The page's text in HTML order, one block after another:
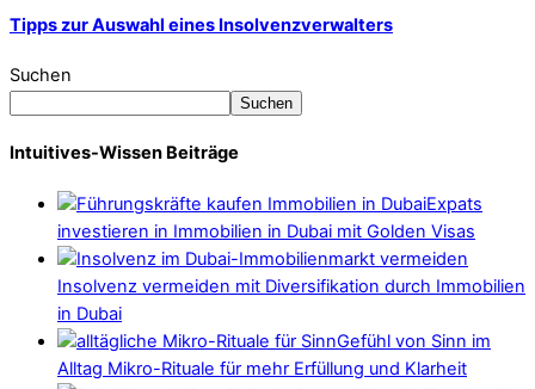
Tipps zur Auswahl eines Insolvenzverwalters
Suchen
Suchen
Intuitives-Wissen Beiträge
Expats
investieren in Immobilien in Dubai mit Golden Visas
Insolvenz vermeiden mit Diversifikation durch Immobilien
in Dubai
Gefühl von Sinn im
Alltag Mikro-Rituale für mehr Erfüllung und Klarheit